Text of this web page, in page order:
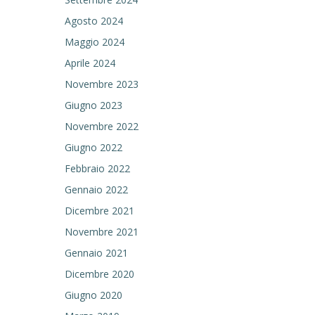
Agosto 2024
Maggio 2024
Aprile 2024
Novembre 2023
Giugno 2023
Novembre 2022
Giugno 2022
Febbraio 2022
Gennaio 2022
Dicembre 2021
Novembre 2021
Gennaio 2021
Dicembre 2020
Giugno 2020